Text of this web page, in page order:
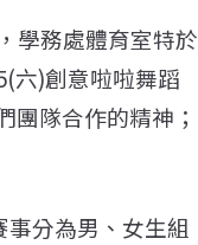
學務處體育室特於
六)創意啦啦舞蹈
隊合作的精神；
事分為男、女生組